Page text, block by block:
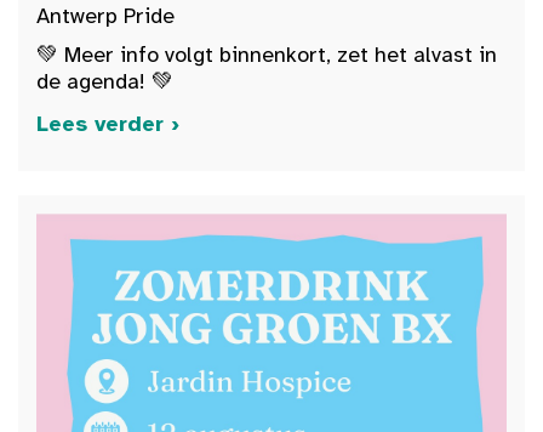
Antwerp Pride
💚 Meer info volgt binnenkort, zet het alvast in
de agenda! 💚
Lees verder ›